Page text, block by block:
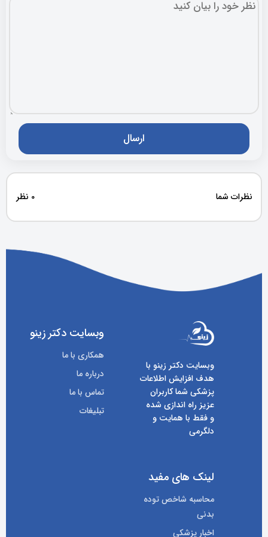
نظرات شما 0 نظر
وبسایت دکتر زینو با
هدف افزایش اطلاعات
پزشکی شما کاربران
عزیز راه اندازی شده
و فقط با همایت و
دلگرمی
وبسایت دکتر زینو
همکاری با ما
درباره ما
تماس با ما
تبلیغات
لینک های مفید
محاسبه شاخص توده
بدنی
اخبار پزشکی